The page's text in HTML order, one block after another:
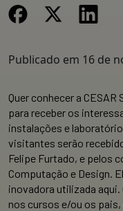
Publicado em 16 de
Quer conhecer a
para receber os
instalações e
visitantes serão
Felipe Furtado, e pelos
Computação e Design.
inovadora utilizada
nos cursos e/ou os